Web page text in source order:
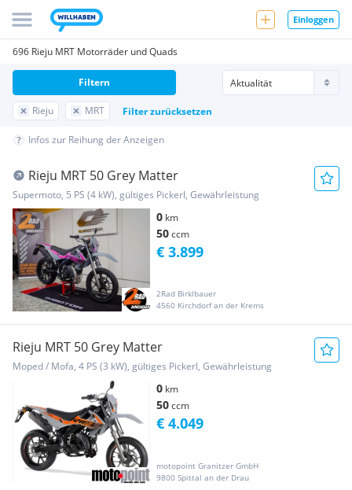
Einloggen
696 Rieju MRT Motorräder und Quads
Rieju MRT Filter zurücksetzen
Filtern
Infos zur Reihung der Anzeigen
Rieju MRT 50 Grey Matter
Supermoto, 5 PS (4 kW), gültiges Pickerl, Gewährleistung
0 km
50ccm
2Rad Birklbauer
4560 Kirchdorf an der Krems
€ 3.899
Rieju MRT 50 Grey Matter
Moped / Mofa, 4 PS (3 kW), gültiges Pickerl, Gewährleistung
0 km
50ccm
motopoint Granitzer GmbH
9800 Spittal an der Drau
€ 4.049